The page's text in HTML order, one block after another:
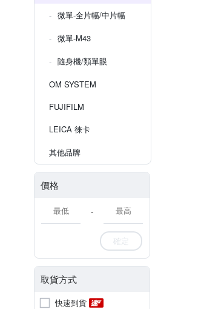
微單-全片幅/中片幅
微單-M43
隨身機/類單眼
OM SYSTEM
FUJIFILM
LEICA 徠卡
其他品牌
價格
-
確定
取貨方式
快速到貨